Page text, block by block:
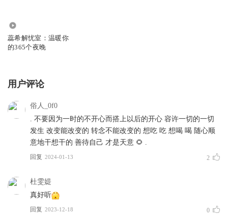
蕊希解忧室：温暖你
的365个夜晚
用户评论
俗人_0f0
. 不要因为一时的不开心而搭上以后的开心 容许一切的一切
发生 改变能改变的 转念不能改变的 想吃 吃 想喝 喝 随心顺
意地干想干的 善待自己 才是天意 🌻 .
回复 2024-01-13 2
杜雯媞
真好听
回复 2023-12-18 0